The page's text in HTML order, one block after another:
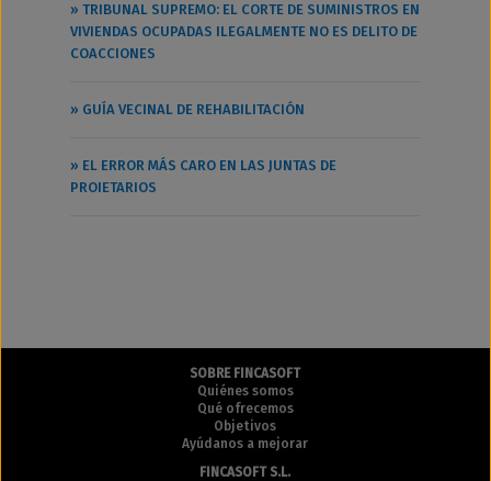
» TRIBUNAL SUPREMO: EL CORTE DE SUMINISTROS EN
VIVIENDAS OCUPADAS ILEGALMENTE NO ES DELITO DE
COACCIONES
» GUÍA VECINAL DE REHABILITACIÓN
» EL ERROR MÁS CARO EN LAS JUNTAS DE
PROIETARIOS
SOBRE FINCASOFT
Quiénes somos
Qué ofrecemos
Objetivos
Ayúdanos a mejorar
FINCASOFT S.L.